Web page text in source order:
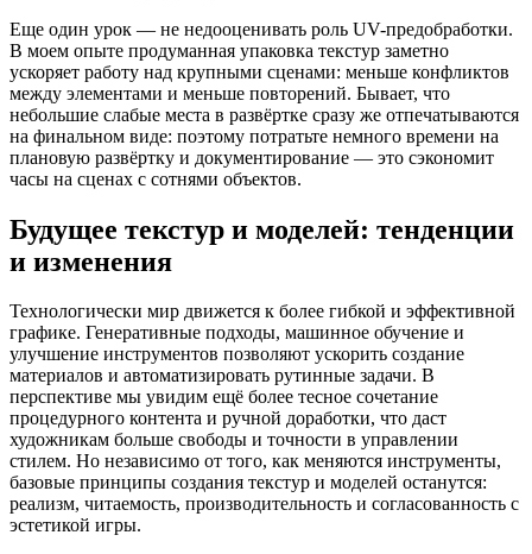
Еще один урок — не недооценивать роль UV-предобработки.
В моем опыте продуманная упаковка текстур заметно
ускоряет работу над крупными сценами: меньше конфликтов
между элементами и меньше повторений. Бывает, что
небольшие слабые места в развёртке сразу же отпечатываются
на финальном виде: поэтому потратьте немного времени на
плановую развёртку и документирование — это сэкономит
часы на сценах с сотнями объектов.
Будущее текстур и моделей: тенденции
и изменения
Технологически мир движется к более гибкой и эффективной
графике. Генеративные подходы, машинное обучение и
улучшение инструментов позволяют ускорить создание
материалов и автоматизировать рутинные задачи. В
перспективе мы увидим ещё более тесное сочетание
процедурного контента и ручной доработки, что даст
художникам больше свободы и точности в управлении
стилем. Но независимо от того, как меняются инструменты,
базовые принципы создания текстур и моделей останутся:
реализм, читаемость, производительность и согласованность с
эстетикой игры.